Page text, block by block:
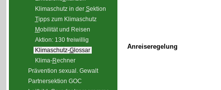
Klimaschutz in der Sektion
Tipps zum Klimaschutz
Mobilität und Reisen
Aktion: 130 freiwillig
Klimaschutz-Glossar
Klima-Rechner
Prävention sexual. Gewalt
Partnersektion GOC
Anreiseregelung